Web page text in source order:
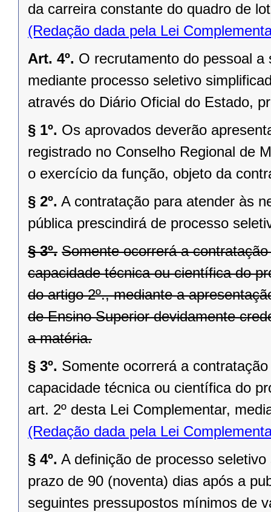
da carreira constante do quadro de
(Redação dada pela Lei
Art. 4º. O recrutamento do pessoal
mediante processo seletivo
através do Diário Oficial do Estado,
§ 1º. Os aprovados deverão
registrado no Conselho Regional de
o exercício da função, objeto da
§ 2º. A contratação para atender às
pública prescindirá de processo
§ 3º. Somente ocorrerá a
capacidade técnica ou científica do
do artigo 2º., mediante a
de Ensino Superior devidamente
a matéria.
§ 3º. Somente ocorrerá a
capacidade técnica ou científica do
art. 2º desta Lei Complementar,
(Redação dada pela Lei
§ 4º. A definição de processo
prazo de 90 (noventa) dias após a
seguintes pressupostos mínimos de